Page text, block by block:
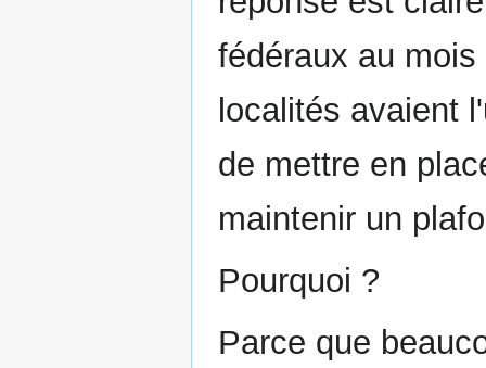
fédéraux au
localités avaient
de mettre en
maintenir un
Pourquoi ?
Parce que